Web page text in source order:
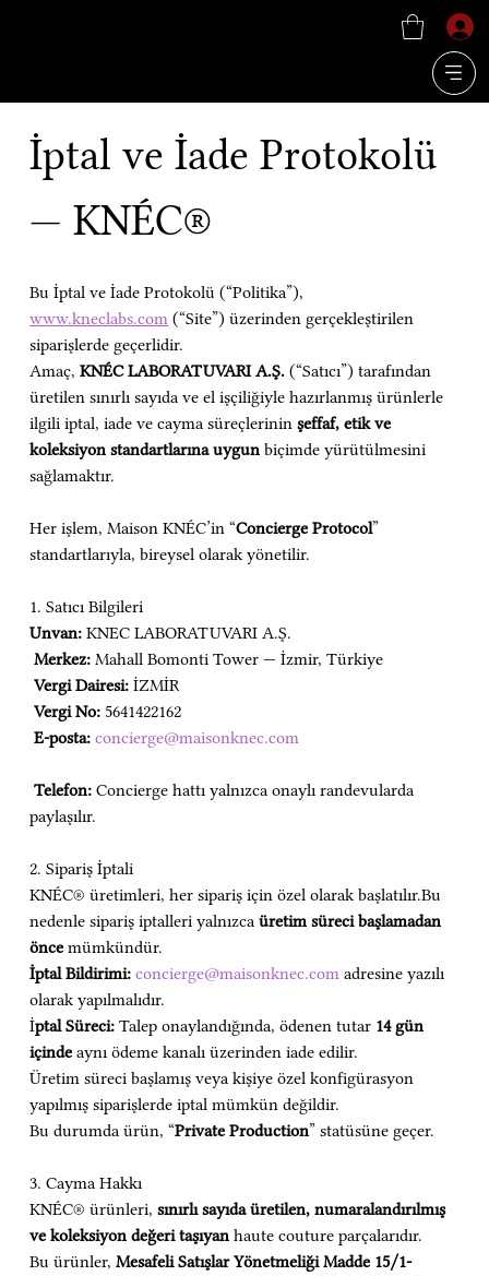
İptal ve İade Protokolü
— KNÉC®
Bu İptal ve İade Protokolü (“Politika”),
www.kneclabs.com (“Site”) üzerinden gerçekleştirilen
siparişlerde geçerlidir.
Amaç, KNÉC LABORATUVARI A.Ş. (“Satıcı”) tarafından
üretilen sınırlı sayıda ve el işçiliğiyle hazırlanmış ürünlerle
ilgili iptal, iade ve cayma süreçlerinin şeffaf, etik ve
koleksiyon standartlarına uygun biçimde yürütülmesini
sağlamaktır.
Her işlem, Maison KNÉC’in “Concierge Protocol”
standartlarıyla, bireysel olarak yönetilir.
1. Satıcı Bilgileri
Unvan: KNEC LABORATUVARI A.Ş.
Merkez: Mahall Bomonti Tower — İzmir, Türkiye
Vergi Dairesi: İZMİR
Vergi No: 5641422162
E-posta: concierge@maisonknec.com
Telefon: Concierge hattı yalnızca onaylı randevularda
paylaşılır.
2. Sipariş İptali
KNÉC® üretimleri, her sipariş için özel olarak başlatılır.Bu
nedenle sipariş iptalleri yalnızca üretim süreci başlamadan
önce mümkündür.
İptal Bildirimi: concierge@maisonknec.com adresine yazılı
olarak yapılmalıdır.
İptal Süreci: Talep onaylandığında, ödenen tutar 14 gün
içinde aynı ödeme kanalı üzerinden iade edilir.
Üretim süreci başlamış veya kişiye özel konfigürasyon
yapılmış siparişlerde iptal mümkün değildir.
Bu durumda ürün, “Private Production” statüsüne geçer.
3. Cayma Hakkı
KNÉC® ürünleri, sınırlı sayıda üretilen, numaralandırılmış
ve koleksiyon değeri taşıyan haute couture parçalarıdır.
Bu ürünler, Mesafeli Satışlar Yönetmeliği Madde 15/1-